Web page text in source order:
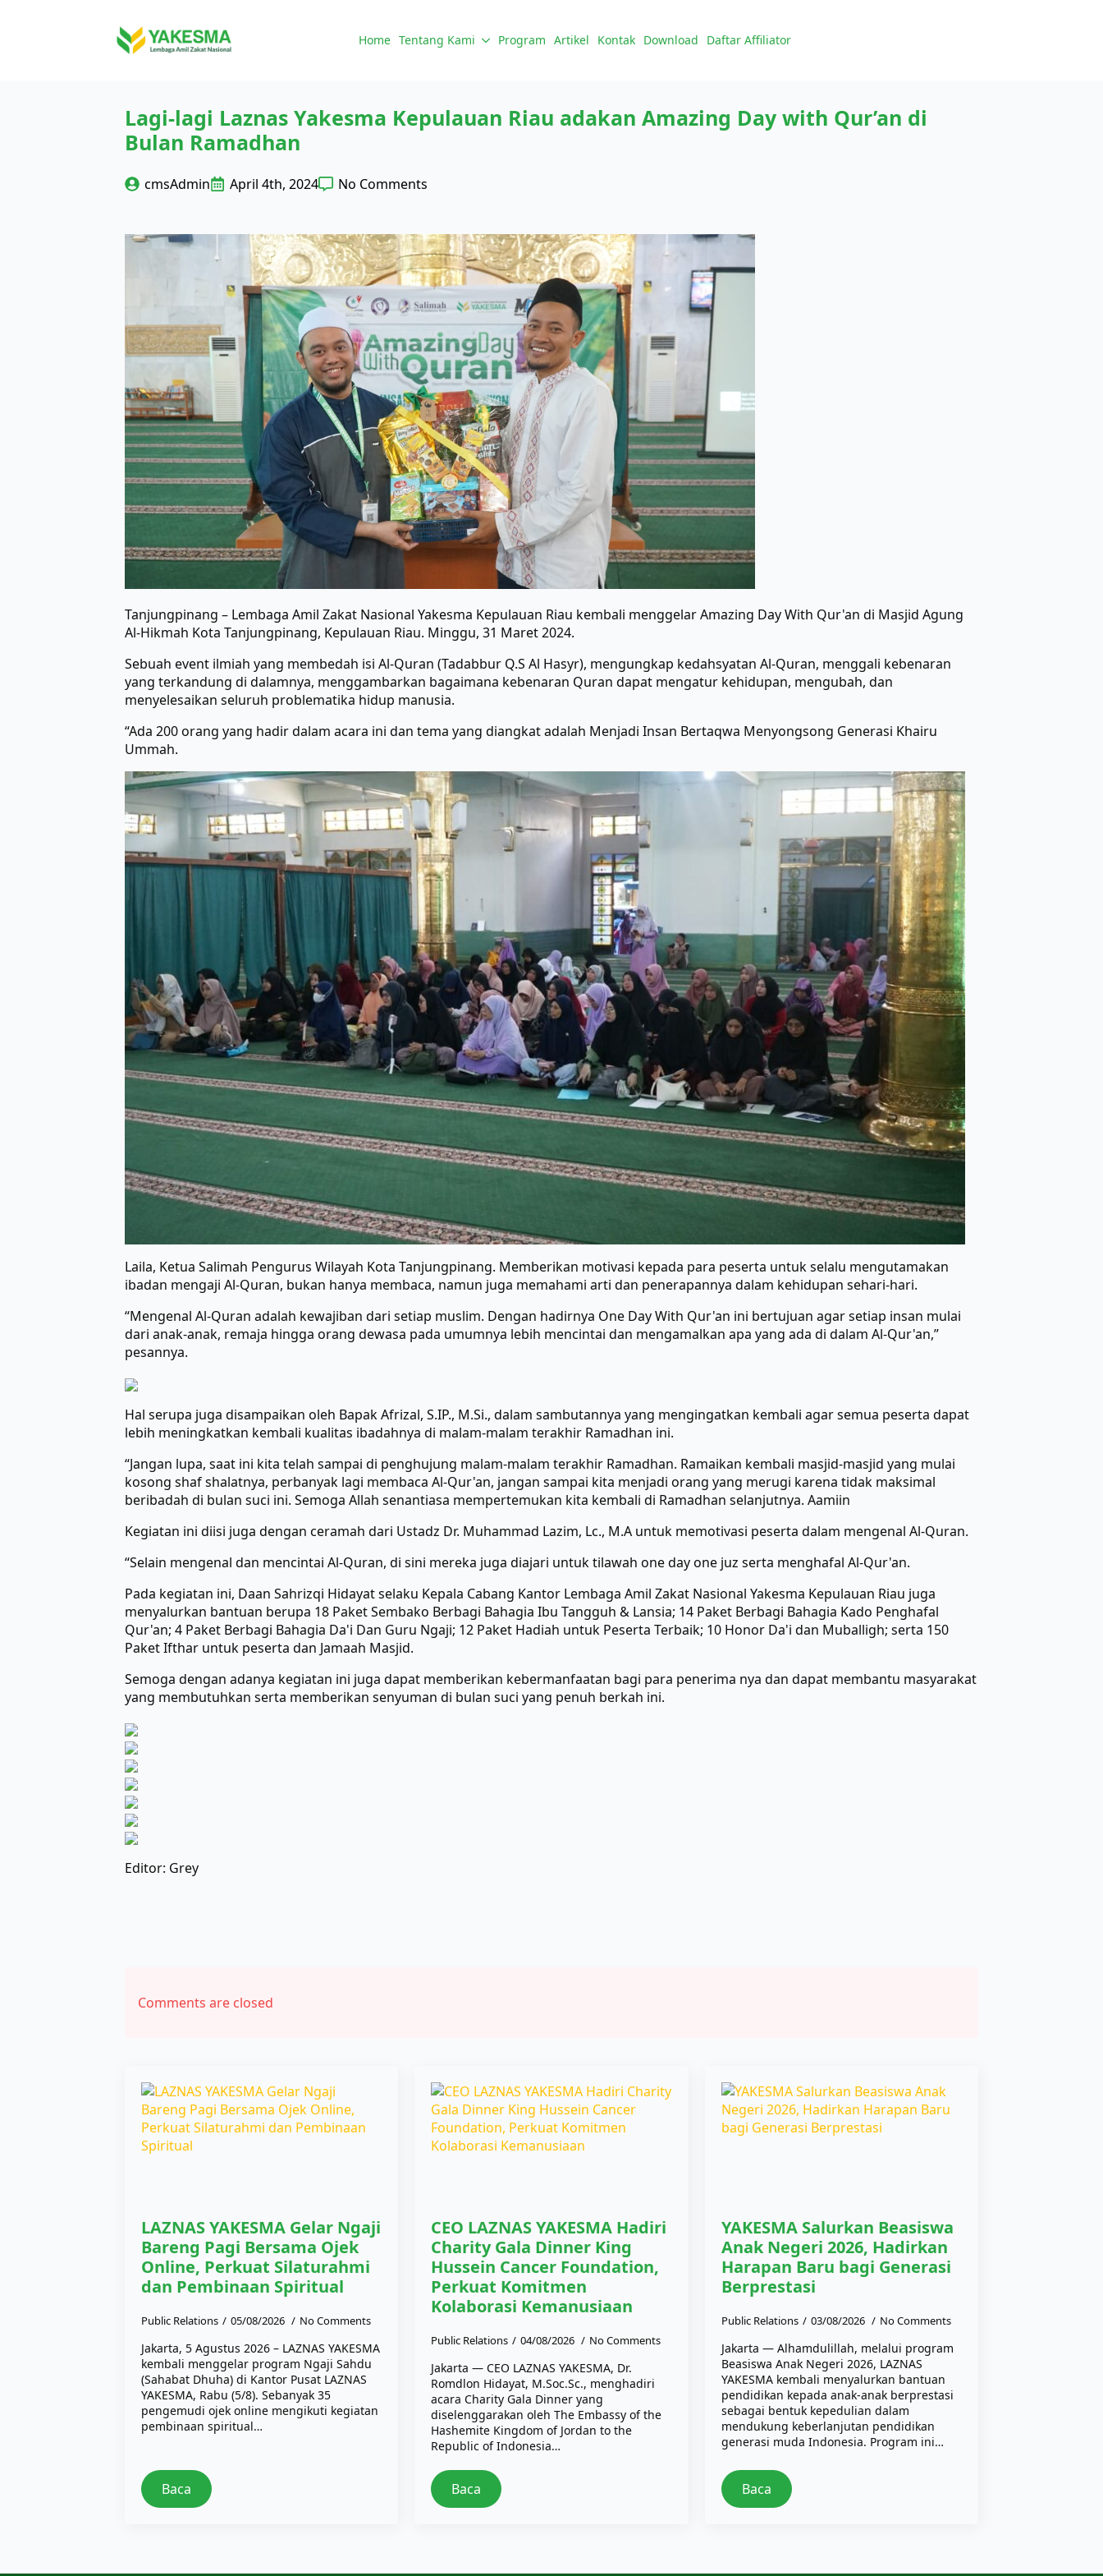
Home Tentang Kami Program Artikel Kontak Download Daftar Affiliator
Lagi-lagi Laznas Yakesma Kepulauan Riau adakan Amazing Day with Qur’an di
Bulan Ramadhan
cmsAdmin April 4th, 2024 No Comments
Tanjungpinang – Lembaga Amil Zakat Nasional Yakesma Kepulauan Riau kembali menggelar Amazing Day With Qur'an di Masjid Agung
Al-Hikmah Kota Tanjungpinang, Kepulauan Riau. Minggu, 31 Maret 2024.
Sebuah event ilmiah yang membedah isi Al-Quran (Tadabbur Q.S Al Hasyr), mengungkap kedahsyatan Al-Quran, menggali kebenaran
yang terkandung di dalamnya, menggambarkan bagaimana kebenaran Quran dapat mengatur kehidupan, mengubah, dan
menyelesaikan seluruh problematika hidup manusia.
“Ada 200 orang yang hadir dalam acara ini dan tema yang diangkat adalah Menjadi Insan Bertaqwa Menyongsong Generasi Khairu
Ummah.
Laila, Ketua Salimah Pengurus Wilayah Kota Tanjungpinang. Memberikan motivasi kepada para peserta untuk selalu mengutamakan
ibadan mengaji Al-Quran, bukan hanya membaca, namun juga memahami arti dan penerapannya dalam kehidupan sehari-hari.
“Mengenal Al-Quran adalah kewajiban dari setiap muslim. Dengan hadirnya One Day With Qur'an ini bertujuan agar setiap insan mulai
dari anak-anak, remaja hingga orang dewasa pada umumnya lebih mencintai dan mengamalkan apa yang ada di dalam Al-Qur'an,”
pesannya.
Hal serupa juga disampaikan oleh Bapak Afrizal, S.IP., M.Si., dalam sambutannya yang mengingatkan kembali agar semua peserta dapat
lebih meningkatkan kembali kualitas ibadahnya di malam-malam terakhir Ramadhan ini.
“Jangan lupa, saat ini kita telah sampai di penghujung malam-malam terakhir Ramadhan. Ramaikan kembali masjid-masjid yang mulai
kosong shaf shalatnya, perbanyak lagi membaca Al-Qur'an, jangan sampai kita menjadi orang yang merugi karena tidak maksimal
beribadah di bulan suci ini. Semoga Allah senantiasa mempertemukan kita kembali di Ramadhan selanjutnya. Aamiin
Kegiatan ini diisi juga dengan ceramah dari Ustadz Dr. Muhammad Lazim, Lc., M.A untuk memotivasi peserta dalam mengenal Al-Quran.
“Selain mengenal dan mencintai Al-Quran, di sini mereka juga diajari untuk tilawah one day one juz serta menghafal Al-Qur'an.
Pada kegiatan ini, Daan Sahrizqi Hidayat selaku Kepala Cabang Kantor Lembaga Amil Zakat Nasional Yakesma Kepulauan Riau juga
menyalurkan bantuan berupa 18 Paket Sembako Berbagi Bahagia Ibu Tangguh & Lansia; 14 Paket Berbagi Bahagia Kado Penghafal
Qur'an; 4 Paket Berbagi Bahagia Da'i Dan Guru Ngaji; 12 Paket Hadiah untuk Peserta Terbaik; 10 Honor Da'i dan Muballigh; serta 150
Paket Ifthar untuk peserta dan Jamaah Masjid.
Semoga dengan adanya kegiatan ini juga dapat memberikan kebermanfaatan bagi para penerima nya dan dapat membantu masyarakat
yang membutuhkan serta memberikan senyuman di bulan suci yang penuh berkah ini.
Editor: Grey
Comments are closed
LAZNAS YAKESMA Gelar Ngaji
Bareng Pagi Bersama Ojek
Online, Perkuat Silaturahmi
dan Pembinaan Spiritual
Public Relations 05/08/2026 No Comments
Jakarta, 5 Agustus 2026 – LAZNAS YAKESMA
kembali menggelar program Ngaji Sahdu
(Sahabat Dhuha) di Kantor Pusat LAZNAS
YAKESMA, Rabu (5/8). Sebanyak 35
pengemudi ojek online mengikuti kegiatan
pembinaan spiritual…
Baca
CEO LAZNAS YAKESMA Hadiri
Charity Gala Dinner King
Hussein Cancer Foundation,
Perkuat Komitmen
Kolaborasi Kemanusiaan
Public Relations 04/08/2026 No Comments
Jakarta — CEO LAZNAS YAKESMA, Dr.
Romdlon Hidayat, M.Soc.Sc., menghadiri
acara Charity Gala Dinner yang
diselenggarakan oleh The Embassy of the
Hashemite Kingdom of Jordan to the
Republic of Indonesia…
Baca
YAKESMA Salurkan Beasiswa
Anak Negeri 2026, Hadirkan
Harapan Baru bagi Generasi
Berprestasi
Public Relations 03/08/2026 No Comments
Jakarta — Alhamdulillah, melalui program
Beasiswa Anak Negeri 2026, LAZNAS
YAKESMA kembali menyalurkan bantuan
pendidikan kepada anak-anak berprestasi
sebagai bentuk kepedulian dalam
mendukung keberlanjutan pendidikan
generasi muda Indonesia. Program ini…
Baca